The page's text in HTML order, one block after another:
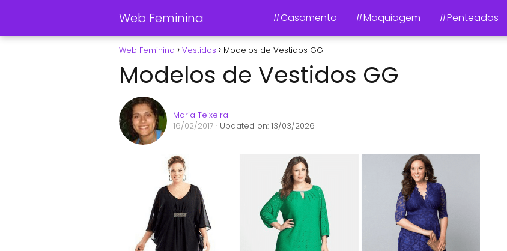
Web Feminina #Casamento #Maquiagem #Penteados
Web Feminina Vestidos Modelos de Vestidos GG
Modelos de Vestidos GG
Maria Teixeira
16/02/2017 · Updated on: 13/03/2026